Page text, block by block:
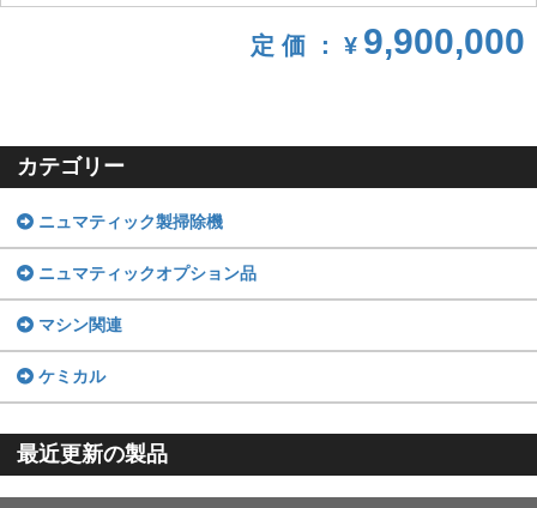
定 価 ： ¥ 9,900,000
カテゴリー
ニュマティック製掃除機
ニュマティックオプション品
マシン関連
ケミカル
最近更新の製品